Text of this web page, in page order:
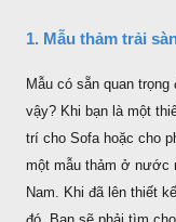
1. Mẫu thảm trải
Mẫu có sẵn quan
vậy? Khi bạn là một
trí cho Sofa hoặc cho
một mẫu thảm ở nước
Nam. Khi đã lên thiết